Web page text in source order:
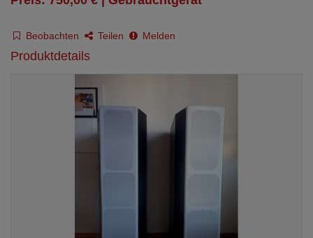
Beobachten Teilen Melden
Produktdetails